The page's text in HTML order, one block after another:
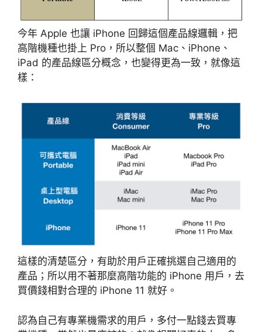
今年 Apple 也讓 iPhone 回歸這個產品線邏輯，把
高階機種也掛上 Pro，所以整個 Mac、iPhone、
iPad 的產品線區分概念，也變得更為一致，就像這
樣：
這樣的清楚區分，有助於用戶正確挑選自己適用的
產品；所以用不著那麼高階功能的 iPhone 用戶，去
買價錢相對合理的 iPhone 11 就好。
認為自己有專業機需求的用戶，多付一點錢去買專